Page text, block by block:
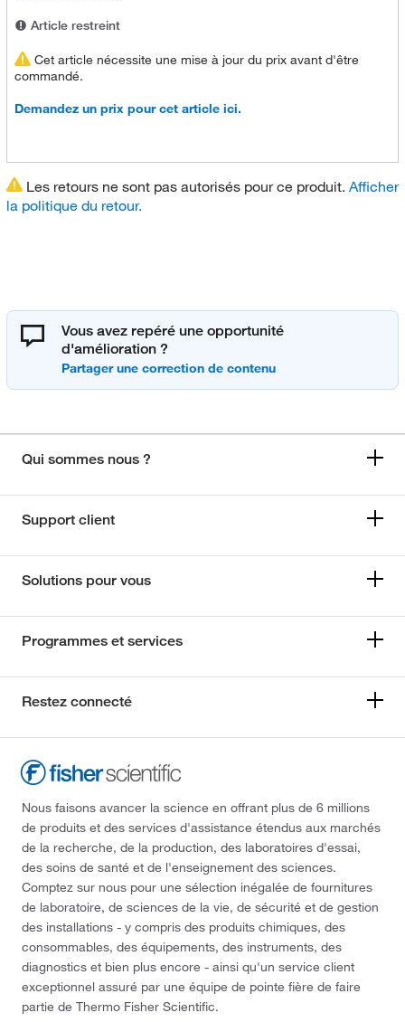
Article restreint
Cet article nécessite une mise à jour du prix avant d'être
commandé.
Demandez un prix pour cet article ici.
Les retours ne sont pas autorisés pour ce produit. Afficher
la politique du retour.
Vous avez repéré une opportunité
d'amélioration ?
Qui sommes nous ?
Support client
Solutions pour vous
Programmes et services
Restez connecté
Nous faisons avancer la science en offrant plus de 6 millions
de produits et des services d'assistance étendus aux marchés
de la recherche, de la production, des laboratoires d'essai,
des soins de santé et de l'enseignement des sciences.
Comptez sur nous pour une sélection inégalée de fournitures
de laboratoire, de sciences de la vie, de sécurité et de gestion
des installations - y compris des produits chimiques, des
consommables, des équipements, des instruments, des
diagnostics et bien plus encore - ainsi qu'un service client
exceptionnel assuré par une équipe de pointe fière de faire
partie de Thermo Fisher Scientific.